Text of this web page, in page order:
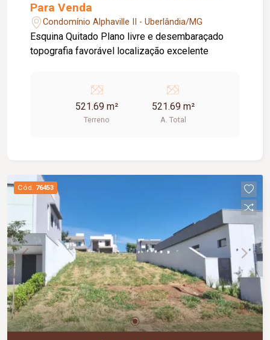
Para Venda
Condomínio Alphaville II - Uberlândia/MG
Esquina Quitado Plano livre e desembaraçado
topografia favorável localização excelente
521.69 m²
Terreno
521.69 m²
A. Total
Cód. 76453